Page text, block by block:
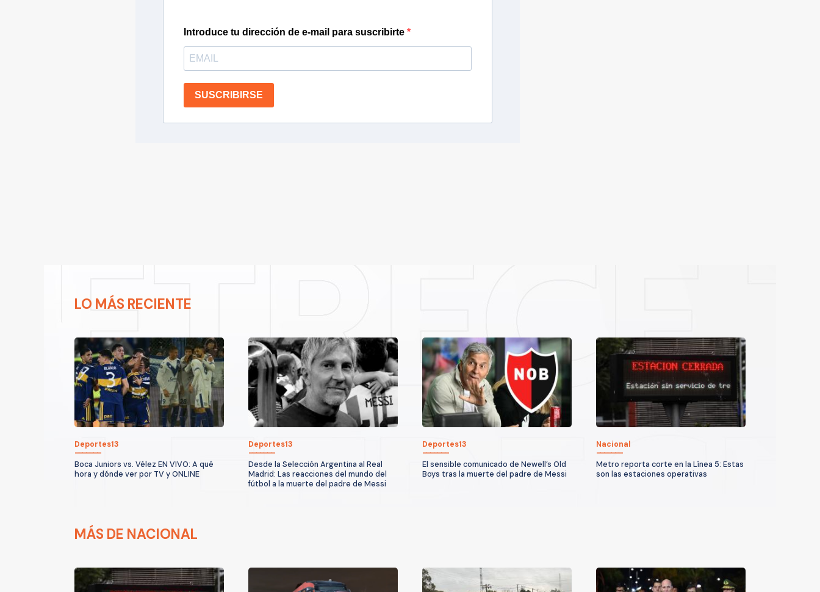
Introduce tu dirección de e-mail para suscribirte
SUSCRIBIRSE
LO MÁS RECIENTE
Deportes13
Boca Juniors vs. Vélez EN VIVO: A qué
hora y dónde ver por TV y ONLINE
Deportes13
Desde la Selección Argentina al Real
Madrid: Las reacciones del mundo del
fútbol a la muerte del padre de Messi
Deportes13
El sensible comunicado de Newell’s Old
Boys tras la muerte del padre de Messi
Nacional
Metro reporta corte en la Línea 5: Estas
son las estaciones operativas
MÁS DE NACIONAL